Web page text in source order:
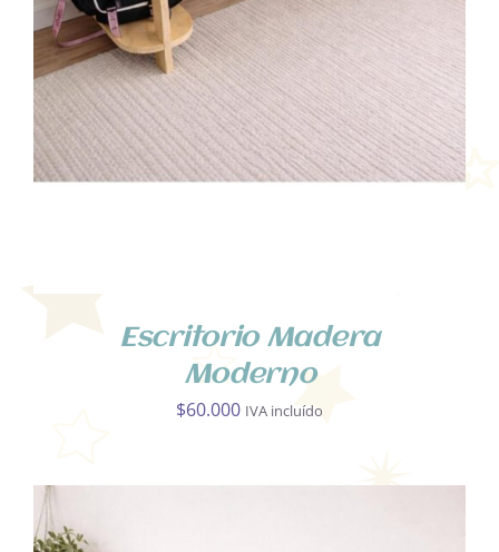
Escritorio Madera
Moderno
$60.000 IVA incluído